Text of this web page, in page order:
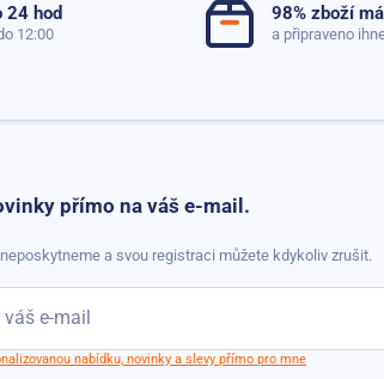
24 hod
12:00
98% zboží
a připraveno
přímo na váš e-mail.
a svou registraci můžete kdykoliv zrušit.
nabídku, novinky a slevy přímo pro mne